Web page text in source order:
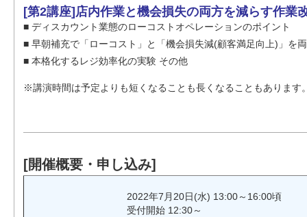
[第2講座]店内作業と機会損失の両方を減らす作業
■ ディスカウント業態のローコストオペレーションのポイント
■ 早朝補充で「ローコスト」と「機会損失減(顧客満足向上)」を
■ 本格化するレジ効率化の実験 その他
※講演時間は予定よりも短くなることも長くなることもあります
[開催概要・申し込み]
2022年7月20日(水) 13:00～16:00頃
受付開始 12:30～